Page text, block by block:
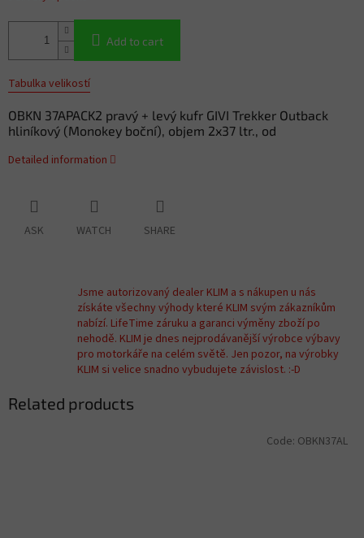
Add to cart
Tabulka velikostí
OBKN 37APACK2 pravý + levý kufr GIVI Trekker Outback
hliníkový (Monokey boční), objem 2x37 ltr., od
Detailed information
ASK WATCH SHARE
Jsme autorizovaný dealer KLIM a s nákupen u nás
získáte všechny výhody které KLIM svým zákazníkům
nabízí. LifeTime záruku a garanci výměny zboží po
nehodě. KLIM je dnes nejprodávanější výrobce výbavy
pro motorkáře na celém světě. Jen pozor, na výrobky
KLIM si velice snadno vybudujete závislost. :-D
Related products
Code: OBKN37AL